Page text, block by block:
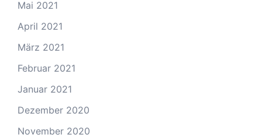
Mai 2021
April 2021
März 2021
Februar 2021
Januar 2021
Dezember 2020
November 2020